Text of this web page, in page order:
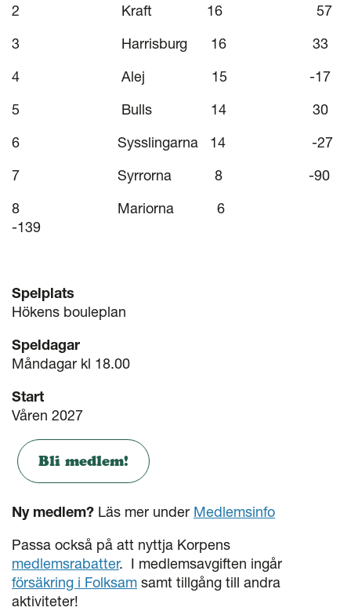
2 Kraft 16 57
3 Harrisburg 16 33
4 Alej 15 -17
5 Bulls 14 30
6 Sysslingarna 14 -27
7 Syrrorna 8 -90
8 Mariorna 6
-139
Spelplats
Hökens bouleplan
Speldagar
Måndagar kl 18.00
Start
Våren 2027
Bli medlem!
Ny medlem? Läs mer under Medlemsinfo
Passa också på att nyttja Korpens
medlemsrabatter. I medlemsavgiften ingår
försäkring i Folksam samt tillgång till andra
aktiviteter!